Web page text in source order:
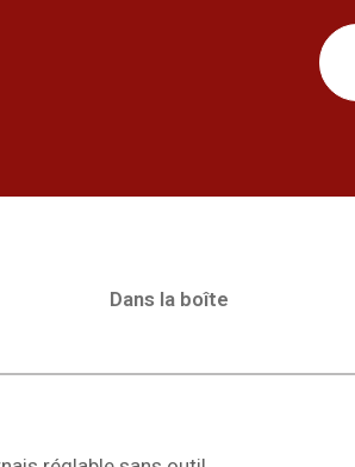
Dans la boîte